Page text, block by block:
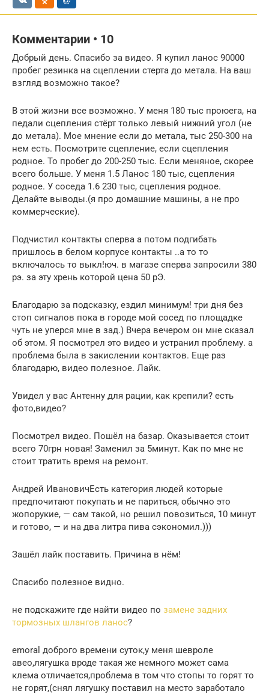
Комментарии • 10
Добрый день. Спасибо за видео. Я купил ланос 90000
пробег резинка на сцеплении стерта до метала. На ваш
взгляд возможно такое?
В этой жизни все возможно. У меня 180 тыс проюега, на
педали сцепления стёрт только левый нижний угол (не
до метала). Мое мнение если до метала, тыс 250-300 на
нем есть. Посмотрите сцепление, если сцепления
родное. То пробег до 200-250 тыс. Если меняное, скорее
всего больше. У меня 1.5 Ланос 180 тыс, сцепления
родное. У соседа 1.6 230 тыс, сцепления родное.
Делайте выводы.(я про домашние машины, а не про
коммерческие).
Подчистил контакты сперва а потом подгибать
пришлось в белом корпусе контакты ..а то то
включалось то выкл!юч. в магазе сперва запросили 380
рэ. за эту хрень которой цена 50 рЭ.
Благодарю за подсказку, ездил минимум! три дня без
стоп сигналов пока в городе мой сосед по площадке
чуть не уперся мне в зад.) Вчера вечером он мне сказал
об этом. Я посмотрел это видео и устранил проблему. а
проблема была в закислении контактов. Еще раз
благодарю, видео полезное. Лайк.
Увидел у вас Антенну для рации, как крепили? есть
фото,видео?
Посмотрел видео. Пошёл на базар. Оказывается стоит
всего 70грн новая! Заменил за 5минут. Как по мне не
стоит тратить время на ремонт.
Андрей ИвановичЕсть категория людей которые
предпочитают покупать и не париться, обычно это
жопорукие, — сам такой, но решил повозиться, 10 минут
и готово, — и на два литра пива сэкономил.)))
Зашёл лайк поставить. Причина в нём!
Спасибо полезное видно.
не подскажите где найти видео по замене задних
тормозных шлангов ланос?
еmоrаl доброго времени суток,у меня шевроле
авео,лягушка вроде такая же немного может сама
клема отличается,проблема в том что стопы то горят то
не горят,(снял лягушку поставил на место заработало